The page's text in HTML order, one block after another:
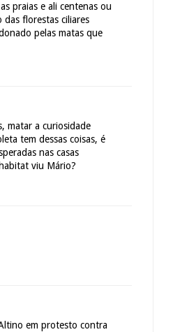
praias e ali centenas ou
florestas ciliares
pelas matas que
matar a curiosidade
tem dessas coisas, é
nas casas
viu Mário?
em protesto contra